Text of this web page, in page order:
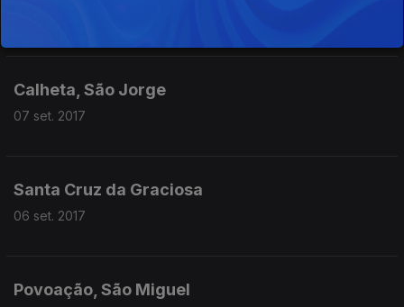
Calheta, São Jorge
07 set. 2017
Santa Cruz da Graciosa
06 set. 2017
Povoação, São Miguel